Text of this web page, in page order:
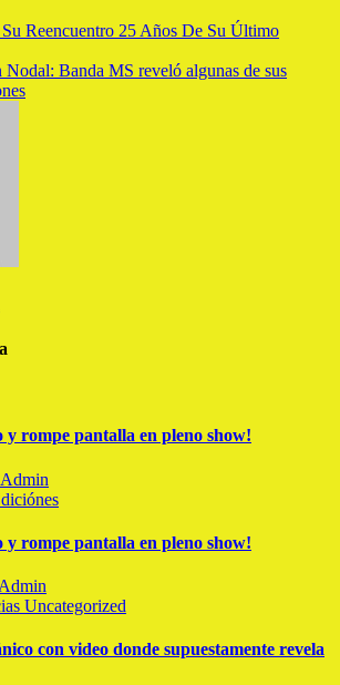
Reencuentro 25 Años De Su Último
Banda MS reveló algunas de sus
y rompe pantalla en pleno show!
y rompe pantalla en pleno show!
Uncategorized
con video donde supuestamente revela